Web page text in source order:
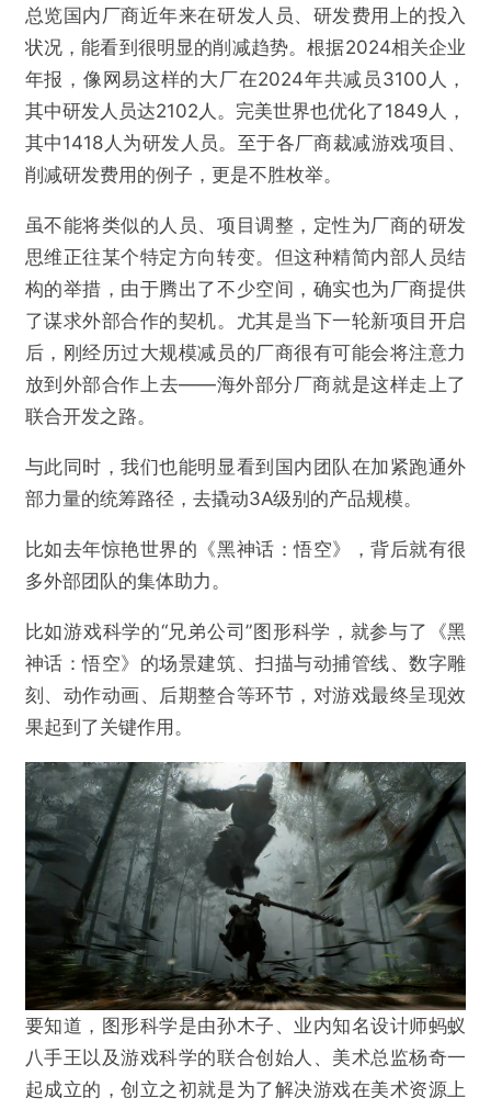
总览国内厂商近年来在研发人员、研发费用上的投入
状况，能看到很明显的削减趋势。根据2024相关企业
年报，像网易这样的大厂在2024年共减员3100人，
其中研发人员达2102人。完美世界也优化了1849人，
其中1418人为研发人员。至于各厂商裁减游戏项目、
削减研发费用的例子，更是不胜枚举。
虽不能将类似的人员、项目调整，定性为厂商的研发
思维正往某个特定方向转变。但这种精简内部人员结
构的举措，由于腾出了不少空间，确实也为厂商提供
了谋求外部合作的契机。尤其是当下一轮新项目开启
后，刚经历过大规模减员的厂商很有可能会将注意力
放到外部合作上去——海外部分厂商就是这样走上了
联合开发之路。
与此同时，我们也能明显看到国内团队在加紧跑通外
部力量的统筹路径，去撬动3A级别的产品规模。
比如去年惊艳世界的《黑神话：悟空》，背后就有很
多外部团队的集体助力。
比如游戏科学的“兄弟公司”图形科学，就参与了《黑
神话：悟空》的场景建筑、扫描与动捕管线、数字雕
刻、动作动画、后期整合等环节，对游戏最终呈现效
果起到了关键作用。
要知道，图形科学是由孙木子、业内知名设计师蚂蚁
八手王以及游戏科学的联合创始人、美术总监杨奇一
起成立的，创立之初就是为了解决游戏在美术资源上